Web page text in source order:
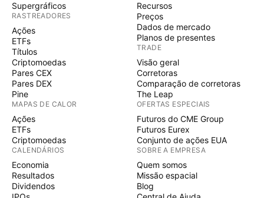
Supergráficos
RASTREADORES
Ações
ETFs
Títulos
Criptomoedas
Pares CEX
Pares DEX
Pine
MAPAS DE CALOR
Ações
ETFs
Criptomoedas
CALENDÁRIOS
Economia
Resultados
Dividendos
Recursos
Preços
Dados de mercado
Planos de presentes
TRADE
Visão geral
Corretoras
Comparação de corretoras
The Leap
OFERTAS ESPECIAIS
Futuros do CME Group
Futuros Eurex
Conjunto de ações EUA
SOBRE A EMPRESA
Quem somos
Missão espacial
Blog